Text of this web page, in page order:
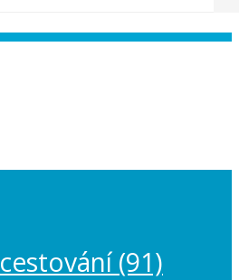
cestování(91)